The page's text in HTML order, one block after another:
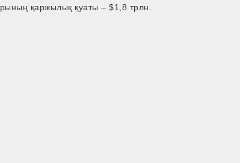
қаржылық қуаты – $1,8 трлн.